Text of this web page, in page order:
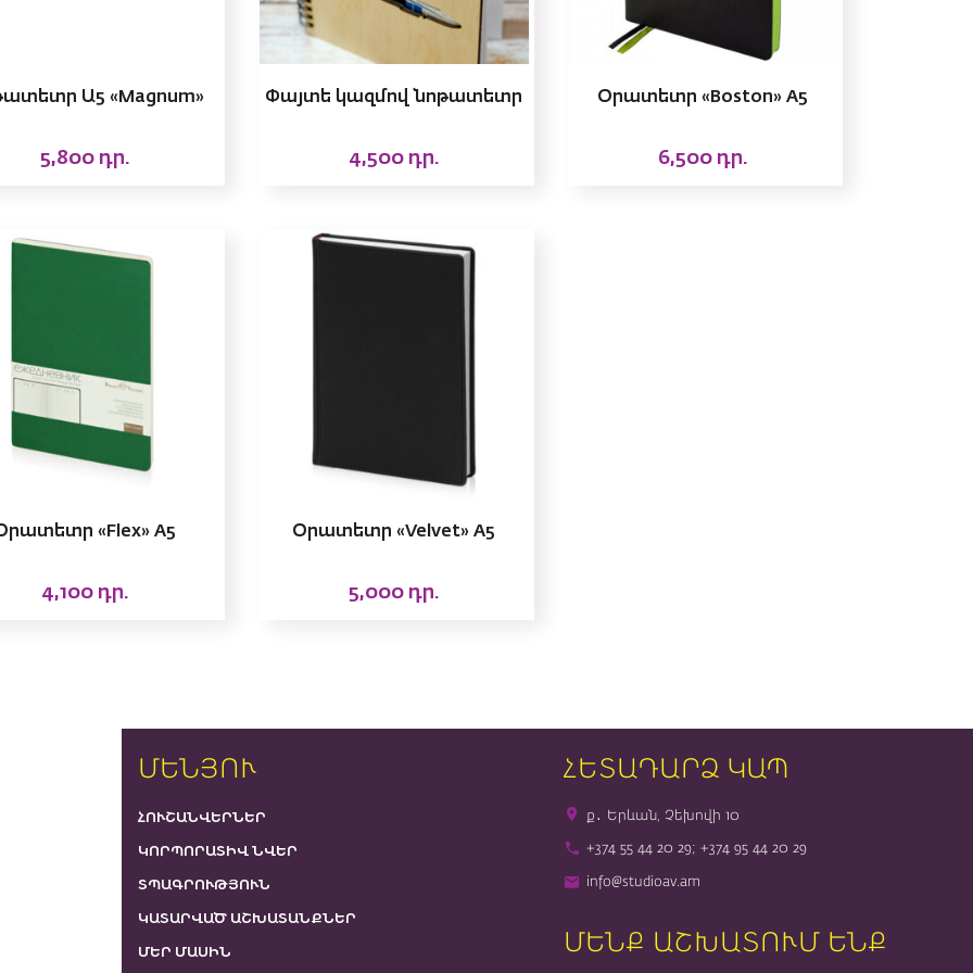
Ա5 «Magnum»
5,800 դր.
Փայտե կազմով նոթատետր
4,500 դր.
Օրատետր «Boston» A5
6,500 դր.
«Flex» A5
4,100 դր.
Օրատետր «Velvet» A5
5,000 դր.
ՄԵՆՅՈՒ
ՀՈՒՇԱՆՎԵՐՆԵՐ
ԿՈՐՊՈՐԱՏԻՎ ՆՎԵՐ
ՏՊԱԳՐՈՒԹՅՈՒՆ
ԿԱՏԱՐՎԱԾ ԱՇԽԱՏԱՆՔՆԵՐ
ՄԵՐ ՄԱՍԻՆ
ՀԵՏԱԴԱՐՁ ԿԱՊ
ք․ Երևան, Չեխովի 10
+374 55 44 20 29; +374 95 44 20 29
info@studioav.am
ՄԵՆՔ ԱՇԽԱՏՈՒՄ ԵՆՔ